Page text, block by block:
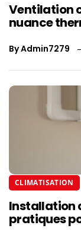
Ventilation
nuance
ByAdmin7279
CLIMATISATION
Installation
pratiques